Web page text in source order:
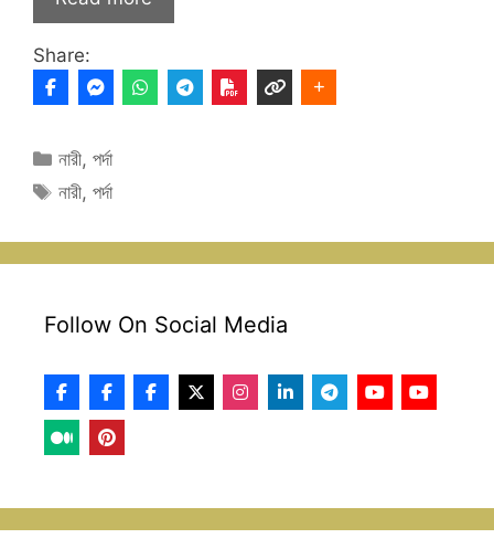
Share:
Categories
নারী,পর্দা
Tags
নারী,পর্দা
Follow On Social Media